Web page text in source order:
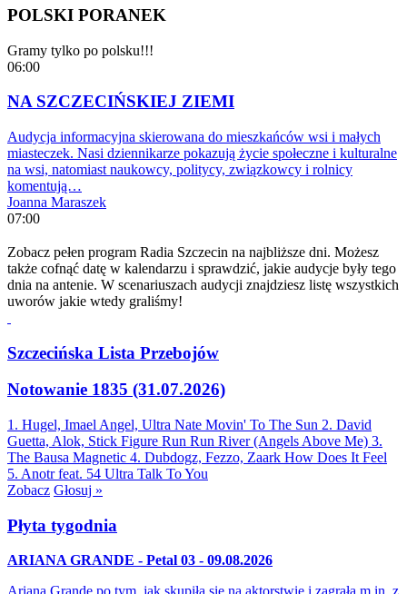
POLSKI PORANEK
Gramy tylko po polsku!!!
06:00
NA SZCZECIŃSKIEJ ZIEMI
Audycja informacyjna skierowana do mieszkańców wsi i małych
miasteczek. Nasi dziennikarze pokazują życie społeczne i kulturalne
na wsi, natomiast naukowcy, politycy, związkowcy i rolnicy
komentują…
Joanna Maraszek
07:00
Zobacz pełen program Radia Szczecin na najbliższe dni. Możesz
także cofnąć datę w kalendarzu i sprawdzić, jakie audycje były tego
dnia na antenie. W scenariuszach audycji znajdziesz listę wszystkich
uworów jakie wtedy graliśmy!
Szczecińska Lista Przebojów
Notowanie 1835 (31.07.2026)
1. Hugel, Imael Angel, Ultra Nate Movin' To The Sun 2. David
Guetta, Alok, Stick Figure Run Run River (Angels Above Me) 3.
The Bausa Magnetic 4. Dubdogz, Fezzo, Zaark How Does It Feel
5. Anotr feat. 54 Ultra Talk To You
Zobacz Głosuj »
Płyta tygodnia
ARIANA GRANDE - Petal 03 - 09.08.2026